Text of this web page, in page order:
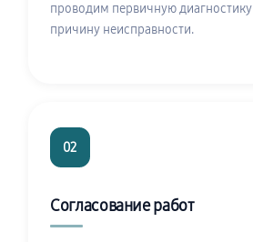
проводим первичную
причину неисправности.
02
Согласование работ